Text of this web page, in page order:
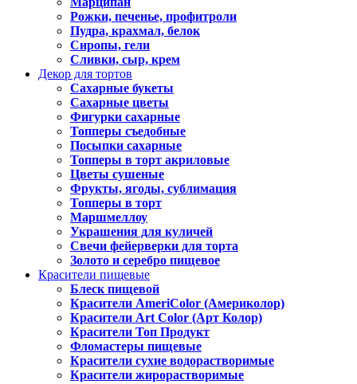
Рожки, печенье, профитроли
Пудра, крахмал, белок
Сиропы, гели
Сливки, сыр, крем
Декор для тортов
Сахарные букеты
Сахарные цветы
Фигурки сахарные
Топперы съедобные
Посыпки сахарные
Топперы в торт акриловые
Цветы сушеные
Фрукты, ягоды, сублимация
Топперы в торт
Маршмеллоу
Украшения для куличей
Свечи фейерверки для торта
Золото и серебро пищевое
Красители пищевые
Блеск пищевой
Красители AmeriColor (Америколор)
Красители Art Color (Арт Колор)
Красители Топ Продукт
Фломастеры пищевые
Красители сухие водорастворимые
Красители жирорастворимые